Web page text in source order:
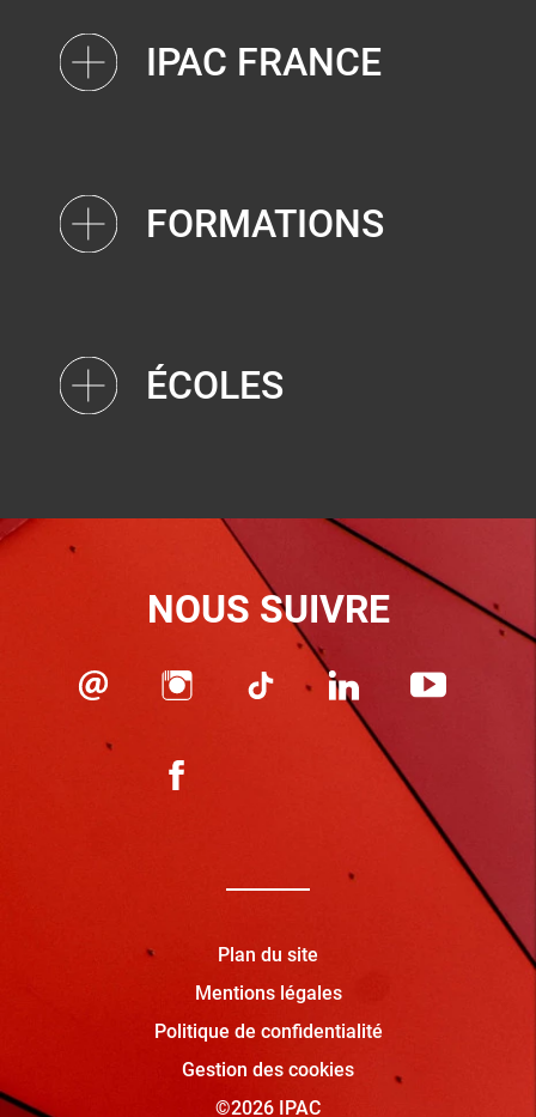
IPAC FRANCE
FORMATIONS
ÉCOLES
NOUS SUIVRE
Plan du site
Mentions légales
Politique de confidentialité
Gestion des cookies
©2026 IPAC